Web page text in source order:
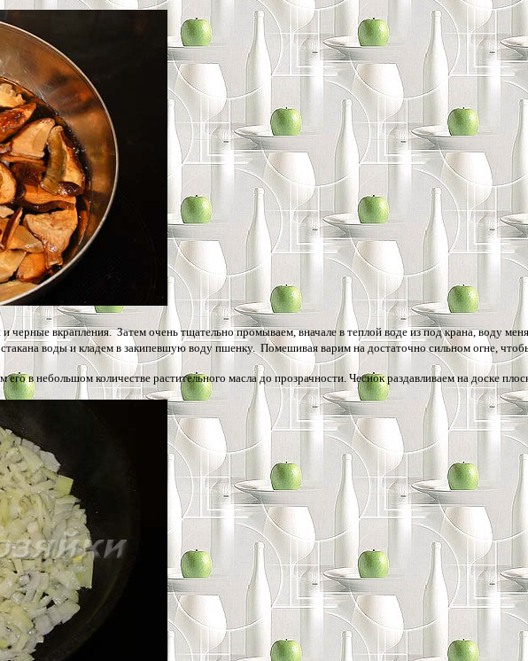
вкрапления. Затем очень тщательно промываем, вначале в теплой воде из под крана, воду
воды и кладем в закипевшую воду пшенку. Помешивая варим на достаточно сильном огне,
в небольшом количестве растительного масла до прозрачности. Чеснок раздавливаем на доске